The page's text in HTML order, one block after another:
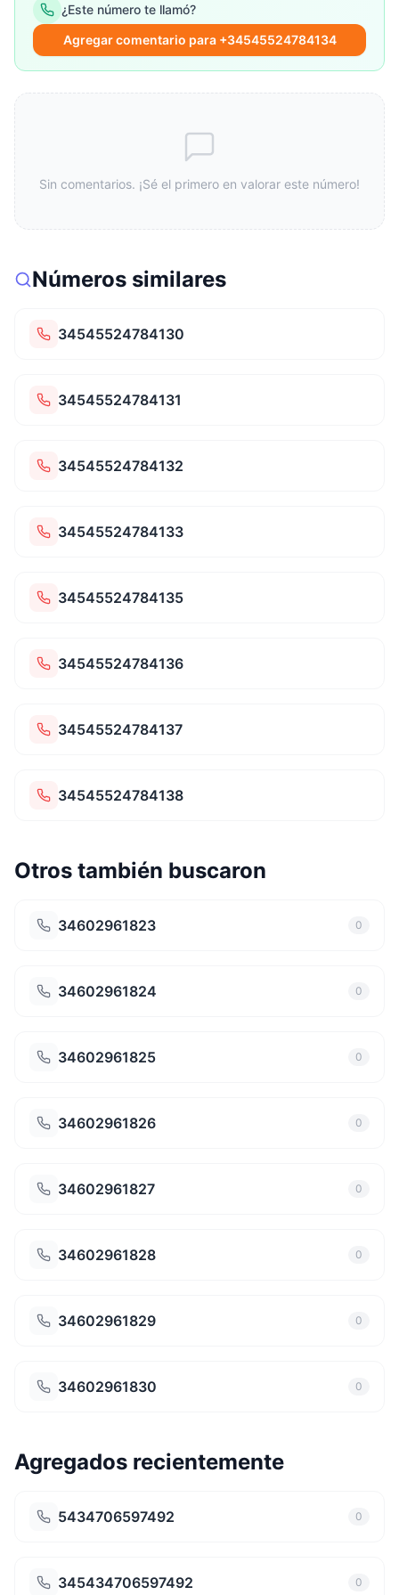
¿Este número te llamó?
Agregar comentario para +34545524784134
Sin comentarios. ¡Sé el primero en valorar este número!
Números similares
34545524784130
34545524784131
34545524784132
34545524784133
34545524784135
34545524784136
34545524784137
34545524784138
Otros también buscaron
34602961823 0
34602961824 0
34602961825 0
34602961826 0
34602961827 0
34602961828 0
34602961829 0
34602961830 0
Agregados recientemente
5434706597492 0
345434706597492 0